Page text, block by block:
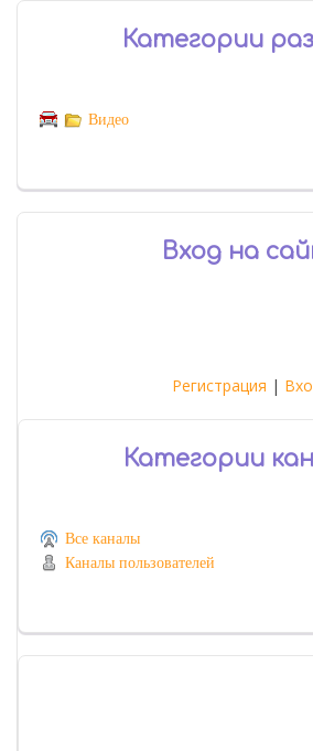
Категории
Видео
Вход на
Регистрация |
Категории
Все каналы
Каналы пользователей